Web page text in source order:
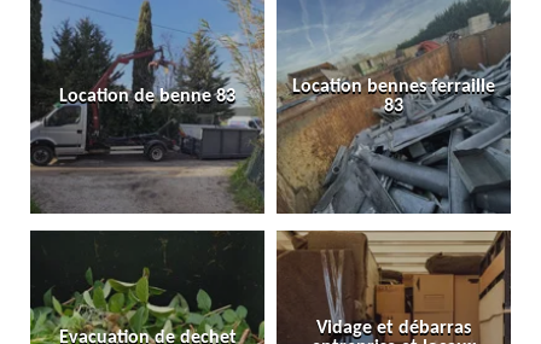
Location de benne 83
Location bennes ferraille
83
Evacuation de dechet
Vidage et débarras